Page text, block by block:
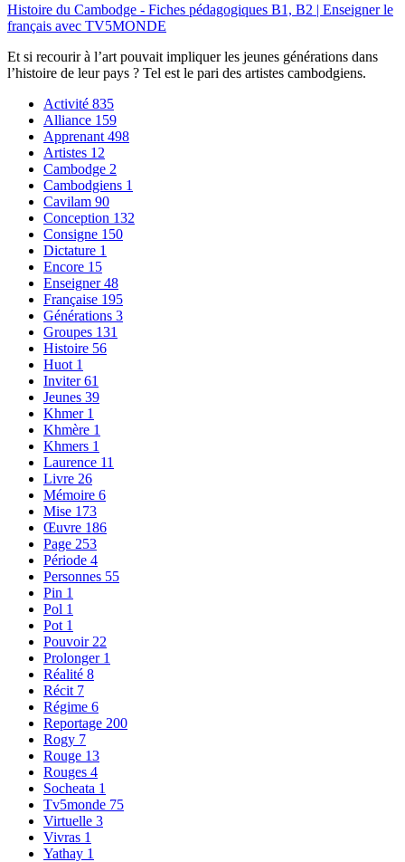
Histoire du Cambodge - Fiches pédagogiques B1, B2 | Enseigner le
français avec TV5MONDE
Et si recourir à l’art pouvait impliquer les jeunes générations dans
l’histoire de leur pays ? Tel est le pari des artistes cambodgiens.
Activité 835
Alliance 159
Apprenant 498
Artistes 12
Cambodge 2
Cambodgiens 1
Cavilam 90
Conception 132
Consigne 150
Dictature 1
Encore 15
Enseigner48
Française 195
Générations 3
Groupes 131
Histoire 56
Huot 1
Inviter61
Jeunes 39
Khmer 1
Khmère 1
Khmers 1
Laurence 11
Livre 26
Mémoire 6
Mise 173
Œuvre 186
Page 253
Période 4
Personnes 55
Pin 1
Pol 1
Pot 1
Pouvoir 22
Prolonger 1
Réalité 8
Récit 7
Régime 6
Reportage 200
Rogy 7
Rouge 13
Rouges 4
Socheata 1
Tv5monde 75
Virtuelle 3
Vivras 1
Yathay 1